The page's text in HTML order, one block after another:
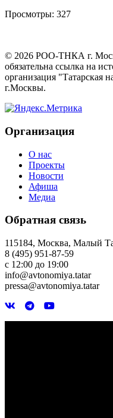
Просмотры: 327
© 2026 РОО-ТНКА г.
обязательна ссылка на
организация "Татарская
г.Москвы.
Организация
О нас
Проекты
Новости
Афиша
Медиа
Обратная связь
115184, Москва, Малый
8 (495) 951-87-59
с 12:00 до 19:00
info@avtonomiya.tatar
pressa@avtonomiya.tatar